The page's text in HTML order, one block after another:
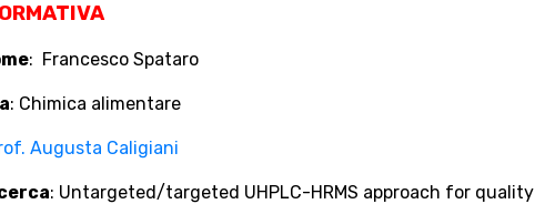
: Francesco Spataro
: Chimica alimentare
Augusta Caligiani
: Untargeted/targeted UHPLC-HRMS approach for quality